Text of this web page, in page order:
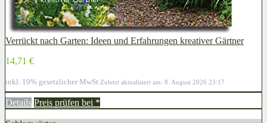
Verrückt nach Garten: Ideen und Erfahrungen kreativer Gärtner
14,71 €
inkl. 19% gesetzlicher MwSt. Zuletzt aktualisiert am: 8. August 2026 23:17
Details Preis prüfen bei *